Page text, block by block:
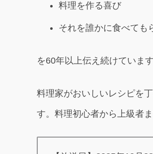
料理を作る喜び
それを誰かに食べても
を60年以上伝え続けています
料理家がおいしいレシピを
す。料理初心者から上級者